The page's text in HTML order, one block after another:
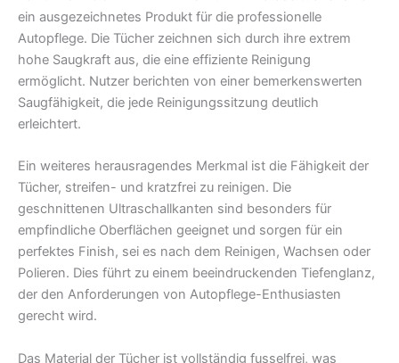
ein ausgezeichnetes Produkt für die professionelle
Autopflege. Die Tücher zeichnen sich durch ihre extrem
hohe Saugkraft aus, die eine effiziente Reinigung
ermöglicht. Nutzer berichten von einer bemerkenswerten
Saugfähigkeit, die jede Reinigungssitzung deutlich
erleichtert.
Ein weiteres herausragendes Merkmal ist die Fähigkeit der
Tücher, streifen- und kratzfrei zu reinigen. Die
geschnittenen Ultraschallkanten sind besonders für
empfindliche Oberflächen geeignet und sorgen für ein
perfektes Finish, sei es nach dem Reinigen, Wachsen oder
Polieren. Dies führt zu einem beeindruckenden Tiefenglanz,
der den Anforderungen von Autopflege-Enthusiasten
gerecht wird.
Das Material der Tücher ist vollständig fusselfrei, was